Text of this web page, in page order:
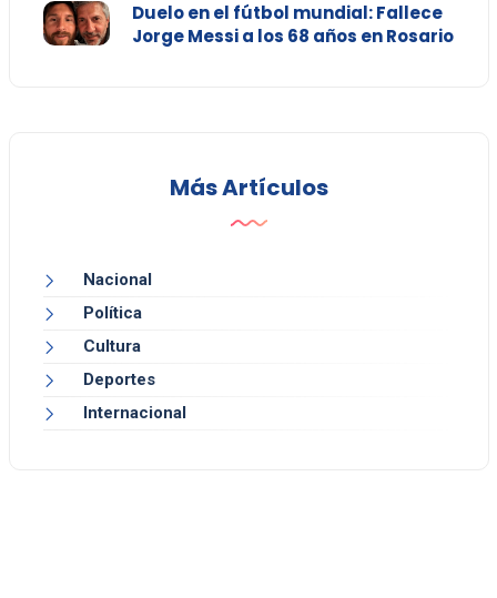
Duelo en el fútbol mundial: Fallece
Jorge Messi a los 68 años en Rosario
Más Artículos
Nacional
Política
Cultura
Deportes
Internacional